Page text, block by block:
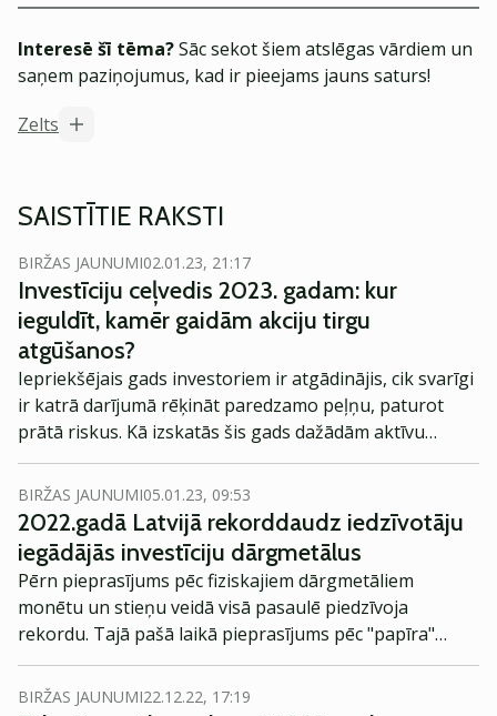
Interesē šī tēma?Sāc sekot šiem atslēgas vārdiem un
saņem paziņojumus, kad ir pieejams jauns saturs!
Zelts
SAISTĪTIE RAKSTI
BIRŽAS JAUNUMI02.01.23, 21:17
Investīciju ceļvedis 2023. gadam: kur
ieguldīt, kamēr gaidām akciju tirgu
atgūšanos?
Iepriekšējais gads investoriem ir atgādinājis, cik svarīgi
ir katrā darījumā rēķināt paredzamo peļņu, paturot
prātā riskus. Kā izskatās šis gads dažādām aktīvu
klasēm no riska un atdeves viedokļa?
BIRŽAS JAUNUMI05.01.23, 09:53
2022.gadā Latvijā rekorddaudz iedzīvotāju
iegādājās investīciju dārgmetālus
Pērn pieprasījums pēc fiziskajiem dārgmetāliem
monētu un stieņu veidā visā pasaulē piedzīvoja
rekordu. Tajā pašā laikā pieprasījums pēc "papīra"
dārgmetāliem (ETF veidā) pasaulē strauji saruka, par
ko liecina World Gold Council statistika. Inflācijas
BIRŽAS JAUNUMI22.12.22, 17:19